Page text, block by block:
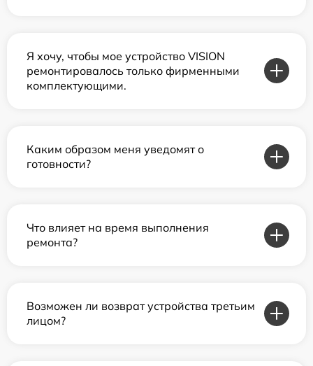
Я хочу, чтобы мое устройство VISION
ремонтировалось только фирменными
комплектующими.
Каким образом меня уведомят о
готовности?
Что влияет на время выполнения
ремонта?
Возможен ли возврат устройства третьим
лицом?